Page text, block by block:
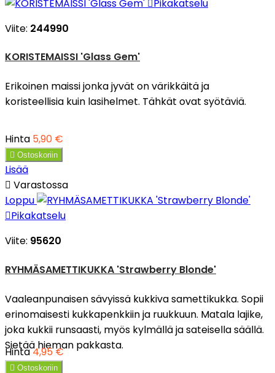
Pikakatselu
Viite: 244990
KORISTEMAISSI 'Glass Gem'
Erikoinen maissi jonka jyvät on värikkäitä ja
koristeellisia kuin lasihelmet. Tähkät ovat syötäviä.
Hinta 5,90 €
 Ostoskoriin
Lisää
 Varastossa
Loppu
Pikakatselu
Viite: 95620
RYHMÄSAMETTIKUKKA 'Strawberry Blonde'
Vaaleanpunaisen sävyissä kukkiva samettikukka. Sopii
erinomaisesti kukkapenkkiin ja ruukkuun. Matala lajike,
joka kukkii runsaasti, myös kylmällä ja sateisella säällä.
Sietää hieman pakkasta.
Hinta4,95 €
 Ostoskoriin